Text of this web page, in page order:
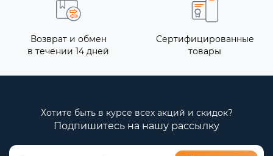
Возврат и обмен
в течении 14 дней
Сертифицированные
товары
Хотите быть в курсе всех акций и скидок?
Подпишитесь на нашу рассылку